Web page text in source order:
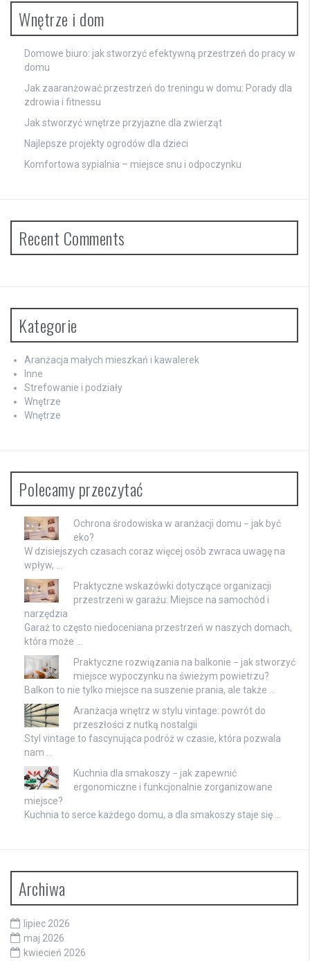
Wnętrze i dom
Domowe biuro: jak stworzyć efektywną przestrzeń do pracy w
domu
Jak zaaranżować przestrzeń do treningu w domu: Porady dla
zdrowia i fitnessu
Jak stworzyć wnętrze przyjazne dla zwierząt
Najlepsze projekty ogrodów dla dzieci
Komfortowa sypialnia – miejsce snu i odpoczynku
Recent Comments
Kategorie
Aranżacja małych mieszkań i kawalerek
Inne
Strefowanie i podziały
Wnętrze
Wnętrze
Polecamy przeczytać
Ochrona środowiska w aranżacji domu − jak być
eko?
W dzisiejszych czasach coraz więcej osób zwraca uwagę na
wpływ, …
Praktyczne wskazówki dotyczące organizacji
przestrzeni w garażu: Miejsce na samochód i
narzędzia
Garaż to często niedoceniana przestrzeń w naszych domach,
która może …
Praktyczne rozwiązania na balkonie − jak stworzyć
miejsce wypoczynku na świeżym powietrzu?
Balkon to nie tylko miejsce na suszenie prania, ale także …
Aranżacja wnętrz w stylu vintage: powrót do
przeszłości z nutką nostalgii
Styl vintage to fascynująca podróż w czasie, która pozwala
nam …
Kuchnia dla smakoszy − jak zapewnić
ergonomiczne i funkcjonalnie zorganizowane
miejsce?
Kuchnia to serce każdego domu, a dla smakoszy staje się …
Archiwa
lipiec 2026
maj 2026
kwiecień 2026